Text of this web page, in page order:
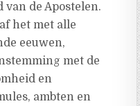
van de Apostelen.
het met alle
eeuwen,
met de
en
ambten en